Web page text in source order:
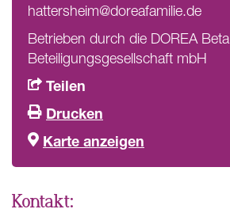
hattersheim@doreafamilie.de
Betrieben durch die DOREA Beta
Beteiligungsgesellschaft mbH
Teilen
Drucken
Karte anzeigen
Kontakt: